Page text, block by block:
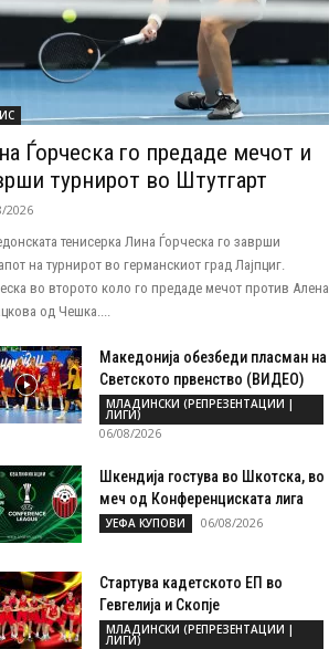
Ѓорческа го предаде мечот и
турнирот во Штутгарт
2026
тенисерка Лина Ѓорческа го заврши
на турнирот во германскиот град Лајпциг.
во второто коло го предаде мечот против Алена
од Чешка....
Македонија обезбеди пласман на
Светското првенство (ВИДЕО)
МЛАДИНСКИ (РЕПРЕЗЕНТАЦИИ |
ЛИГИ)
06/08/2026
Шкендија гостува во Шкотска, во
меч од Конференциската лига
УЕФА КУПОВИ 06/08/2026
Стартува кадетското ЕП во
Гевгелија и Скопје
МЛАДИНСКИ (РЕПРЕЗЕНТАЦИИ |
ЛИГИ)